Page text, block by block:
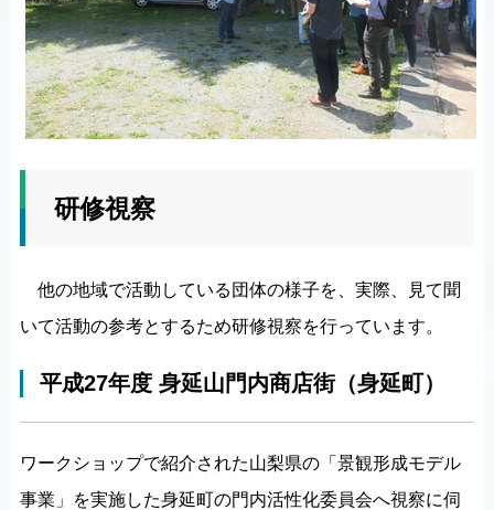
研修視察
他の地域で活動している団体の様子を、実際、見て聞
いて活動の参考とするため研修視察を行っています。
平成27年度 身延山門内商店街（身延町）
ワークショップで紹介された山梨県の「景観形成モデル
事業」を実施した身延町の門内活性化委員会へ視察に伺